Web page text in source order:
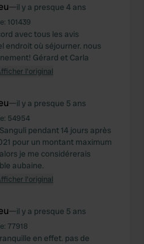
—il y a presque 4 ans
101439
avec tous les avis
endroit où séjourner. nous
Gérard et Carla
l'original
—il y a presque 5 ans
54954
pendant 14 jours après
pour un montant maximum
je me considérerais
aubaine.
l'original
—il y a presque 5 ans
77918
en effet. pas de